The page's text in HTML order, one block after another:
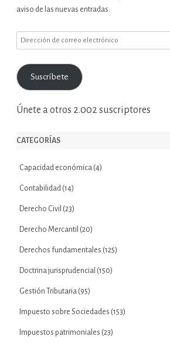
aviso de las nuevas entradas.
Dirección
de
correo
electrónico
Suscríbete
Únete a otros 2.002 suscriptores
CATEGORÍAS
Capacidad económica (4)
Contabilidad (14)
Derecho Civil (23)
Derecho Mercantil (20)
Derechos fundamentales (125)
Doctrina jurisprudencial (150)
Gestión Tributaria (95)
Impuesto sobre Sociedades (153)
Impuestos patrimoniales (23)